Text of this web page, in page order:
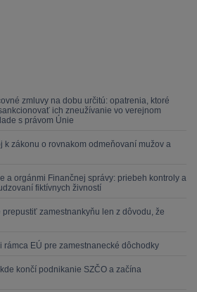
zmluvy na dobu určitú: opatrenia, ktoré
ich zneužívanie vo verejnom
s právom Únie
k zákonu o rovnakom odmeňovaní mužov a
a orgánmi Finančnej správy: priebeh kontroly a
fiktívnych živností
zamestnankyňu len z dôvodu, že
rámca EÚ pre zamestnanecké dôchodky
končí podnikanie SZČO a začína